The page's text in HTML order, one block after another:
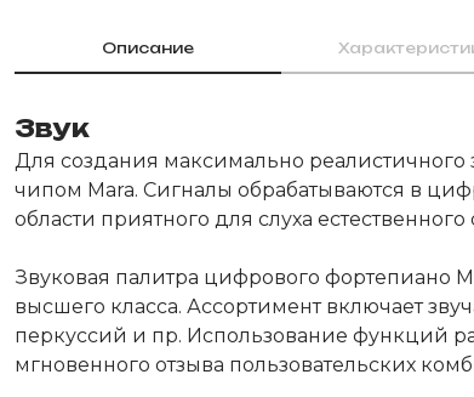
Описание
Звук
Для создания максимально реалистичного
чипом Mara. Сигналы обрабатываются в
области приятного для слуха естественного
Звуковая палитра цифрового фортепиано
высшего класса. Ассортимент включает
перкуссий и пр. Использование функций
мгновенного отзыва пользовательских